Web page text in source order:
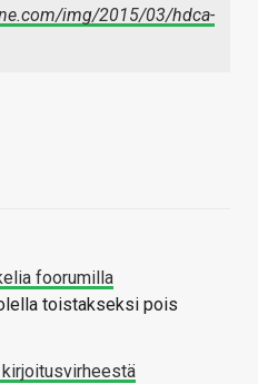
img/2015/03/hdca-
foorumilla
toistakseksi pois